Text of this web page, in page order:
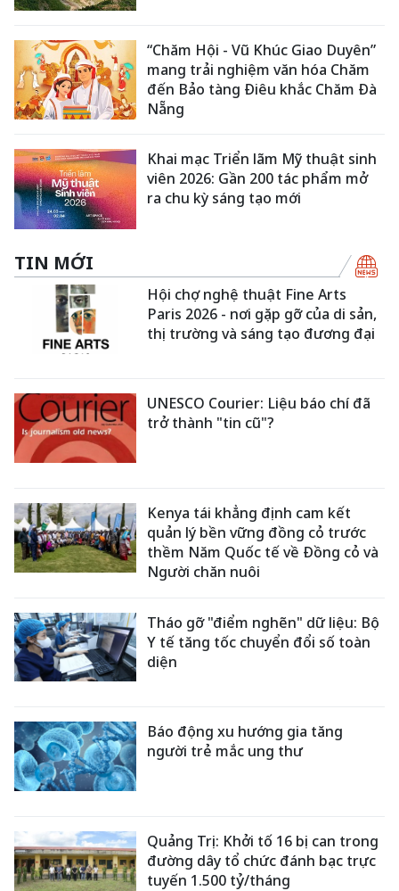
“Chăm Hội - Vũ Khúc Giao Duyên”
mang trải nghiệm văn hóa Chăm
đến Bảo tàng Điêu khắc Chăm Đà
Nẵng
Khai mạc Triển lãm Mỹ thuật sinh
viên 2026: Gần 200 tác phẩm mở
ra chu kỳ sáng tạo mới
TIN MỚI
Hội chợ nghệ thuật Fine Arts
Paris 2026 - nơi gặp gỡ của di sản,
thị trường và sáng tạo đương đại
UNESCO Courier: Liệu báo chí đã
trở thành "tin cũ"?
Kenya tái khẳng định cam kết
quản lý bền vững đồng cỏ trước
thềm Năm Quốc tế về Đồng cỏ và
Người chăn nuôi
Tháo gỡ "điểm nghẽn" dữ liệu: Bộ
Y tế tăng tốc chuyển đổi số toàn
diện
Báo động xu hướng gia tăng
người trẻ mắc ung thư
Quảng Trị: Khởi tố 16 bị can trong
đường dây tổ chức đánh bạc trực
tuyến 1.500 tỷ/tháng